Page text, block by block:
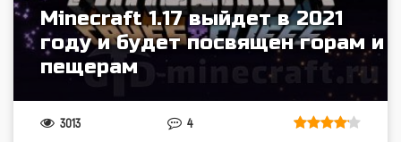
Minecraft 1.17 выйдет в 2021
году и будет посвящен горам и
пещерам
3013 4